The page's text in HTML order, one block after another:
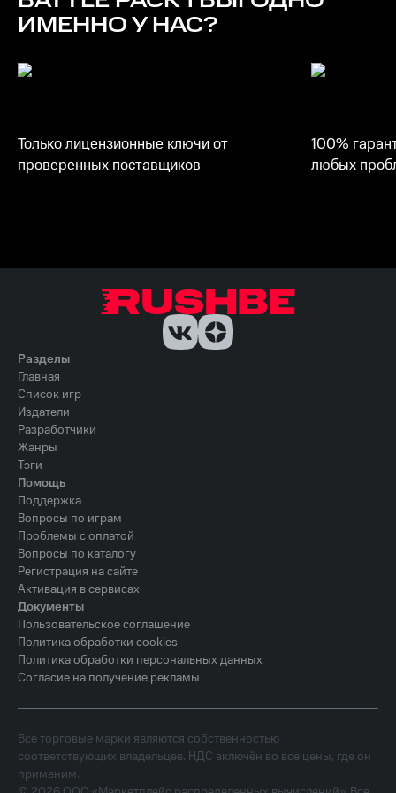
ИМЕННО У НАС?
Только лицензионные ключи от
проверенных поставщиков
100%
любых
Разделы
Главная
Список игр
Издатели
Разработчики
Жанры
Тэги
Помощь
Поддержка
Вопросы по играм
Проблемы с оплатой
Вопросы по каталогу
Регистрация на сайте
Активация в сервисах
Документы
Пользовательское соглашение
Политика обработки cookies
Политика обработки персональных данных
Согласие на получение рекламы
Все торговые марки являются собственностью
соответствующих владельцев. НДС включён во все цены, где он
применим.